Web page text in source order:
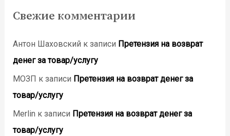
Свежие комментарии
Антон Шаховский к записи Претензия на возврат
денег за товар/услугу
МОЗП к записи Претензия на возврат денег за
товар/услугу
Merlin к записи Претензия на возврат денег за
товар/услугу